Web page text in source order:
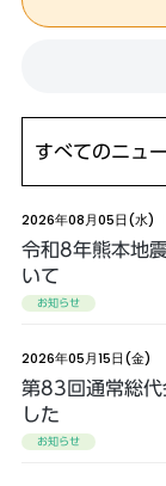
2026年08月05日(水)
令和8年熊本地
いて
お知らせ
2026年05月15日(金)
第83回通常総代
した
お知らせ